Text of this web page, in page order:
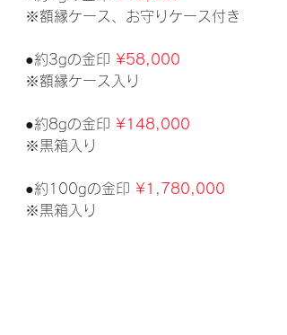
※額縁ケース、お守りケース付き
●約3gの金印 ¥58,000
※額縁ケース入り
●約8gの金印 ¥148,000
※黒箱入り
●約100gの金印 ¥1,780,000
※黒箱入り